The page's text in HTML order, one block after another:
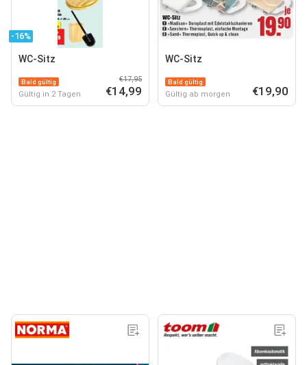
-16%
WC-Sitz
Bald gültig
Gültig in 2 Tagen
€17,95
€14,99
WC-Sitz
Bald gültig
Gültig ab morgen €19,90